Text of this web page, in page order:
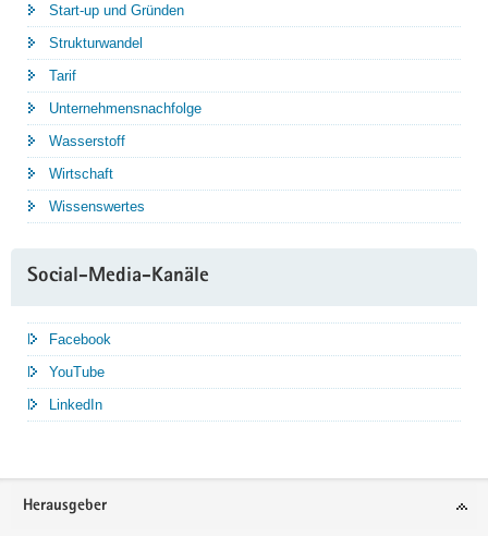
Start-up und Gründen
Strukturwandel
Tarif
Unternehmensnachfolge
Wasserstoff
Wirtschaft
Wissenswertes
Social-Media-Kanäle
Facebook
YouTube
LinkedIn
Service
Herausgeber